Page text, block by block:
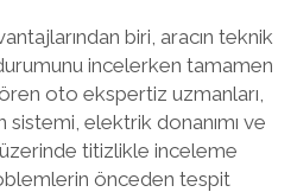
biri, aracın teknik
incelerken tamamen
oto ekspertiz uzmanları,
elektrik donanımı ve
titizlikle inceleme
önceden tespit